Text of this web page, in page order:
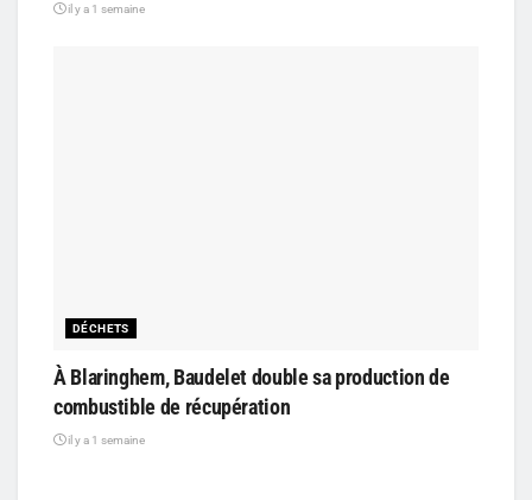
il y a 1 semaine
DÉCHETS
À Blaringhem, Baudelet double sa production de
combustible de récupération
il y a 1 semaine